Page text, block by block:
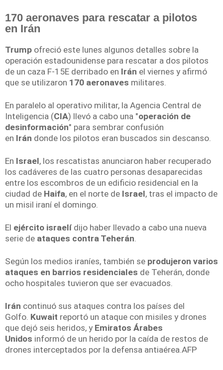
170 aeronaves para rescatar a pilotos
en Irán
Trump ofreció este lunes algunos detalles sobre la
operación estadounidense para rescatar a dos pilotos
de un caza F-15E derribado en Irán el viernes y afirmó
que se utilizaron 170 aeronaves militares.
En paralelo al operativo militar, la Agencia Central de
Inteligencia (CIA) llevó a cabo una "operación de
desinformación" para sembrar confusión
en Irán donde los pilotos eran buscados sin descanso.
En Israel, los rescatistas anunciaron haber recuperado
los cadáveres de las cuatro personas desaparecidas
entre los escombros de un edificio residencial en la
ciudad de Haifa, en el norte de Israel, tras el impacto de
un misil iraní el domingo.
El ejército israelí dijo haber llevado a cabo una nueva
serie de ataques contra Teherán
Según los medios iraníes, también se produjeron varios
ataques en barrios residenciales de Teherán, donde
ocho hospitales tuvieron que ser evacuados.
Irán continuó sus ataques contra los países del
Golfo. Kuwait reportó un ataque con misiles y drones
que dejó seis heridos, y Emiratos Árabes
Unidos informó de un herido por la caída de restos de
drones interceptados por la defensa antiaérea.AFP